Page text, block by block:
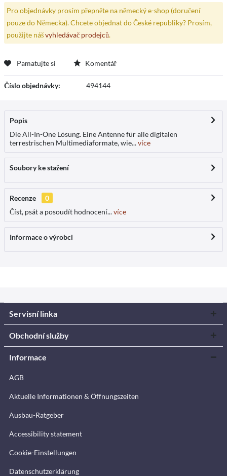
Pro objednávky prosím přepněte na německý e-shop (doručení
pouze do Německa). Chcete objednat do České republiky? Prosím,
použijte nášvyhledávač prodejců.
Pamatujte si Komentář
Číslo objednávky: 494144
Popis
Die All-In-One Lösung. Eine Antenne für alle digitalen
terrestrischen Multimediaformate, wie...více
Soubory ke stažení
Recenze
0
Číst, psát a posoudít hodnocení...více
Informace o výrobci
Servisní linka
Obchodní služby
Informace
AGB
Aktuelle Informationen & Öffnungszeiten
Ausbau-Ratgeber
Accessibility statement
Cookie-Einstellungen
Datenschutzerklärung